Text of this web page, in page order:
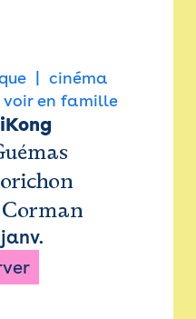
cinéma
en famille
janv.